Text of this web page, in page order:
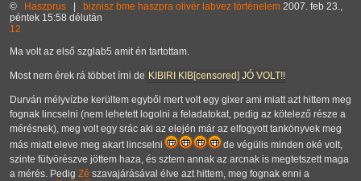
© Haszprus biznisz bme haszpra olivér labvez történelem 2007. feb 23.,
péntek 15:58 délután
12
Ma volt az első szglab5 amit én tartottam.
Most nem érek rá többet írni de KIBIRI KIB[censored] JÓ VOLT!!
Durván mélyvízbe kerültem egyből mert volt egy gixer ami miatt azt hittem meg
fognak lincselni (nem lehetett logolni a feladatokat, pedig az kötelező része a
mérésnek), meg volt egy srác aki az elején már az elfogyott tankönyvek meg
más miatt eleve meg akart lincselni
de végülis minden oké volt,
szinte fütyörészve jöttem haza, és sztem annak az arcnak is megtetszett maga
a mérés. Pedig Zé szavajárásával élve azt hittem, meg fognak enni a